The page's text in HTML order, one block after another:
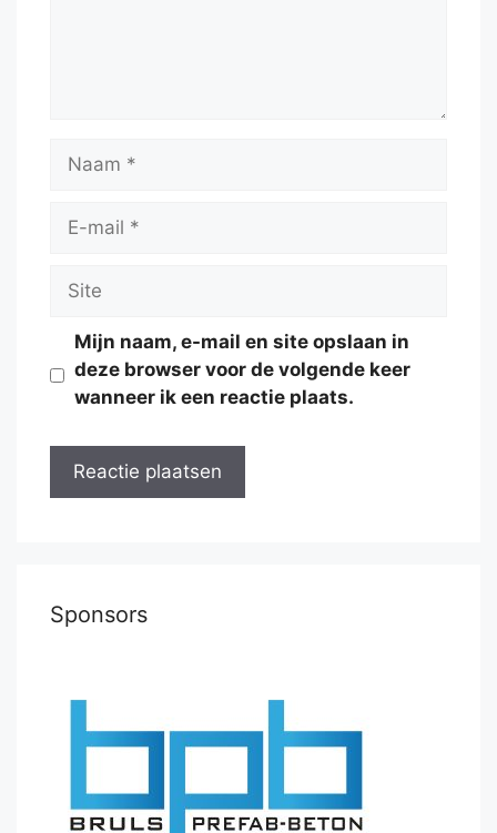
Naam
Site
Mijn naam, e-mail en site opslaan in
deze browser voor de volgende keer
wanneer ik een reactie plaats.
Sponsors